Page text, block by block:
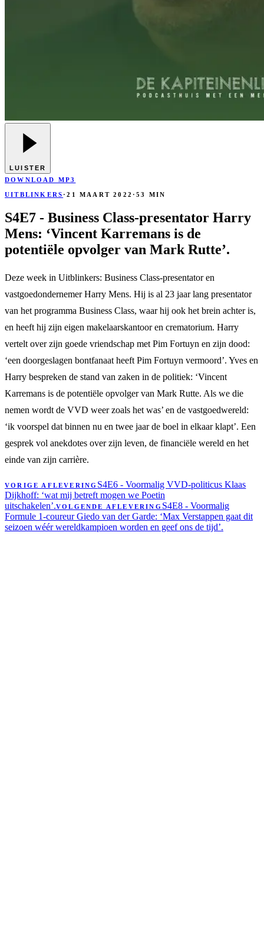
LUISTER
DOWNLOAD MP3
UITBLINKERS ·21 MAART 2022 ·53 MIN
S4E7 - Business Class-presentator Harry
Mens: ‘Vincent Karremans is de
potentiële opvolger van Mark Rutte’.
Deze week in Uitblinkers: Business Class-presentator en
vastgoedondernemer Harry Mens. Hij is al 23 jaar lang presentator
van het programma Business Class, waar hij ook het brein achter is,
en heeft hij zijn eigen makelaarskantoor en crematorium. Harry
vertelt over zijn goede vriendschap met Pim Fortuyn en zijn dood:
‘een doorgeslagen bontfanaat heeft Pim Fortuyn vermoord’. Yves en
Harry bespreken de stand van zaken in de politiek: ‘Vincent
Karremans is de potentiële opvolger van Mark Rutte. Als we die
nemen wordt de VVD weer zoals het was’ en de vastgoedwereld:
‘ik voorspel dat binnen nu en twee jaar de boel in elkaar klapt’. Een
gesprek vol anekdotes over zijn leven, de financiële wereld en het
einde van zijn carrière.
VORIGE AFLEVERING S4E6 - Voormalig VVD-politicus Klaas
Dijkhoff: ‘wat mij betreft mogen we Poetin
uitschakelen’.VOLGENDE AFLEVERING S4E8 - Voormalig
Formule 1-coureur Giedo van der Garde: ‘Max Verstappen gaat dit
seizoen wéér wereldkampioen worden en geef ons de tijd’.